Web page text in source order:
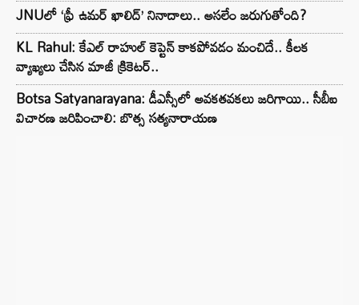
JNUలో ‘ఫ్రీ ఉమర్ ఖాలిద్’ నినాదాలు.. అసలేం జరుగుతోంది?
KL Rahul: కేఎల్ రాహుల్ కెప్టెన్ కాకపోవడం మంచిదే.. కీలక
వ్యాఖ్యలు చేసిన మాజీ క్రికెటర్..
Botsa Satyanarayana: డీఎస్సీలో అవకతవకలు జరిగాయి.. సీబీఐ
విచారణ జరిపించాలి: బొత్స సత్యనారాయణ